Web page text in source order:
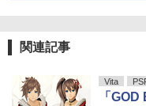
関連記事
Vita
「